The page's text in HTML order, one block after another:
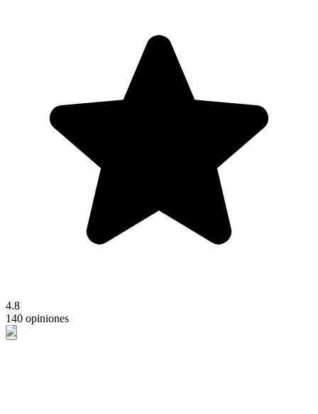
4.8
140 opiniones